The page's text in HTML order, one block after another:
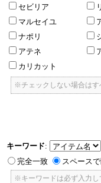
セビリア
マルセイユ
ナポリ
アテネ
カリカット
※チェックしない場合はす
キーワード:
完全一致
スペース
※キーワードは必ず入力し